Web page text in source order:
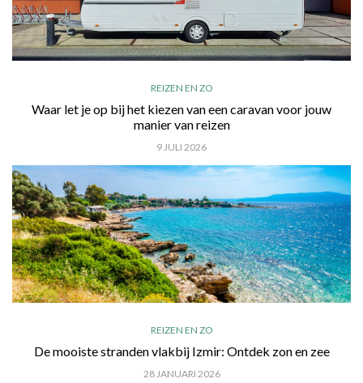
REIZEN EN ZO
Waar let je op bij het kiezen van een caravan voor jouw
manier van reizen
9 JULI 2026
REIZEN EN ZO
De mooiste stranden vlakbij Izmir: Ontdek zon en zee
28 JANUARI 2026